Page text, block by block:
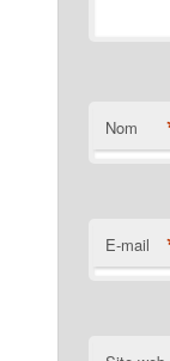
Nom
E-mail